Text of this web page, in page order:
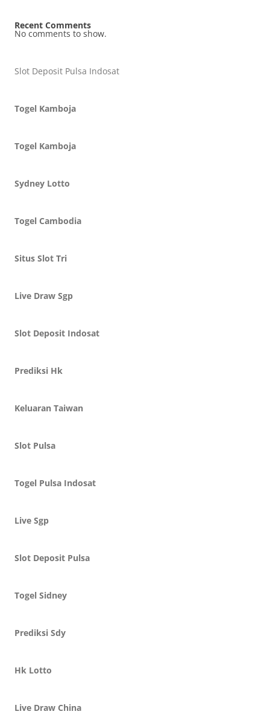
Recent Comments
No comments to show.
Slot Deposit Pulsa Indosat
Togel Kamboja
Togel Kamboja
Sydney Lotto
Togel Cambodia
Situs Slot Tri
Live Draw Sgp
Slot Deposit Indosat
Prediksi Hk
Keluaran Taiwan
Slot Pulsa
Togel Pulsa Indosat
Live Sgp
Slot Deposit Pulsa
Togel Sidney
Prediksi Sdy
Hk Lotto
Live Draw China